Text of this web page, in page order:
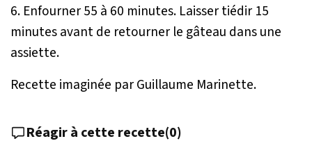
6. Enfourner 55 à 60 minutes. Laisser tiédir 15
minutes avant de retourner le gâteau dans une
assiette.
Recette imaginée par Guillaume Marinette.
Réagir à cette recette(0)